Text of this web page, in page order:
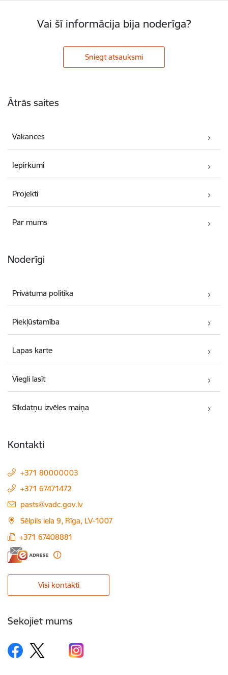
Vai šī informācija bija noderīga?
Sniegt atsauksmi
Ātrās saites
Vakances
Iepirkumi
Projekti
Par mums
Noderīgi
Privātuma politika
Piekļūstamība
Lapas karte
Viegli lasīt
Sīkdatņu izvēles maiņa
Kontakti
+371 80000003
+371 67471472
E-pasts:
pasts@vadc.gov.lv
Sēlpils iela 9, Rīga, LV-1007
+371 67408881
Visi kontakti
Sekojiet mums